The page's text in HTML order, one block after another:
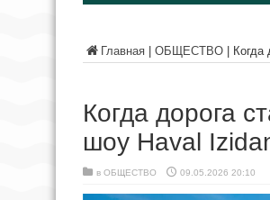
Главная ОБЩЕСТВО Когда
Когда дорога
шоу Haval
в ОБЩЕСТВО 09.05.2026 20:10